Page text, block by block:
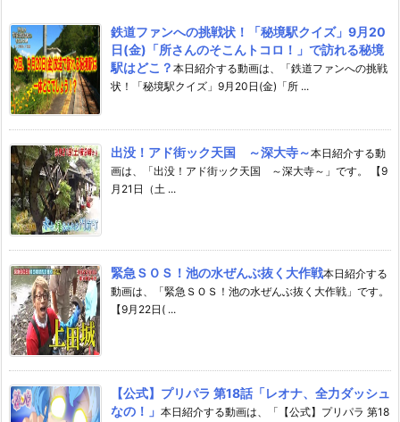
鉄道ファンへの挑戦状！「秘境駅クイズ」9月20
日(金)「所さんのそこんトコロ！」で訪れる秘境
駅はどこ？ 本日紹介する動画は、「鉄道ファンへの挑戦
状！「秘境駅クイズ」9月20日(金)「所 ...
出没！アド街ック天国 ～深大寺～本日紹介する動
画は、「出没！アド街ック天国 ～深大寺～」です。 【9
月21日（土 ...
緊急ＳＯＳ！池の水ぜんぶ抜く大作戦本日紹介する
動画は、「緊急ＳＯＳ！池の水ぜんぶ抜く大作戦」です。
【9月22日( ...
【公式】プリパラ 第18話「レオナ、全力ダッシュ
なの！」 本日紹介する動画は、「【公式】プリパラ 第18